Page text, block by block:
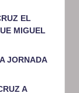
EL
MIGUEL
JORNADA
A